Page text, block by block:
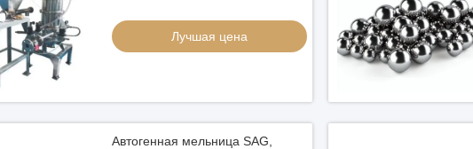
Лучшая цена
Автогенная мельница SAG,